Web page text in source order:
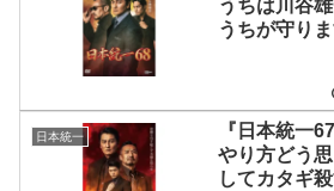
うちは川谷
うちが守り
日本統一
『日本統一
やり方どう
してカタギ